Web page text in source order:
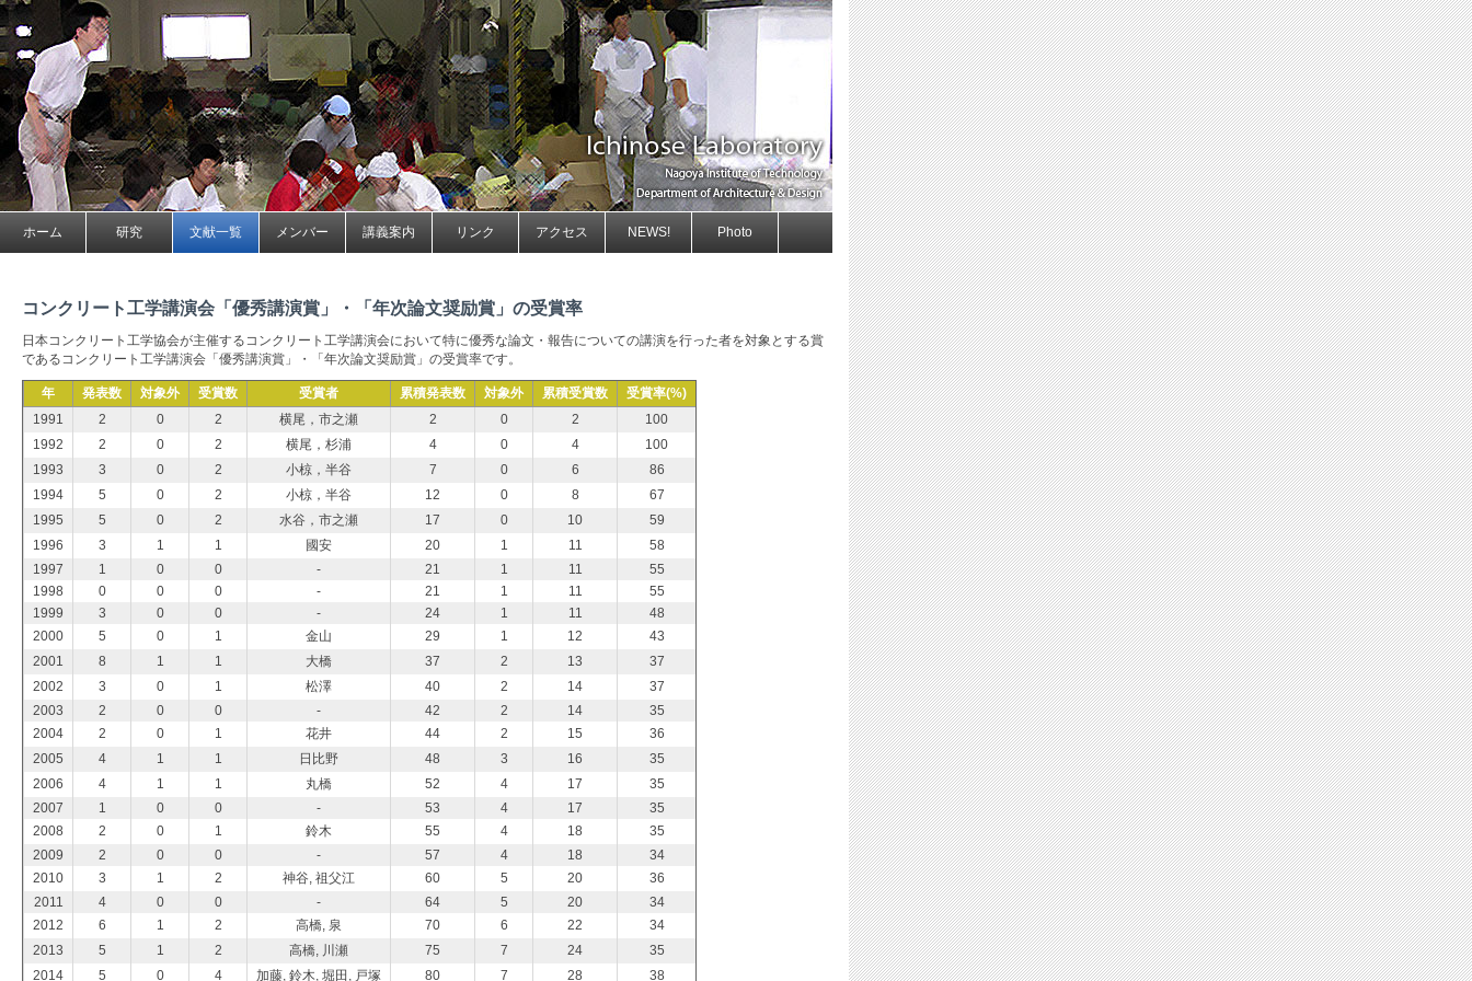
ホーム 研究 文献一覧 メンバー 講義案内 リンク アクセス NEWS! Photo
コンクリート工学講演会「優秀講演賞」・「年次論文奨励賞」の受賞率
日本コンクリート工学協会が主催するコンクリート工学講演会において特に優秀な論文・報告についての講演を行った者を対象とする賞
であるコンクリート工学講演会「優秀講演賞」・「年次論文奨励賞」の受賞率です。
年 発表数 対象外 受賞数 受賞者 累積発表数 対象外 累積受賞数
受賞率(%)
1991
2 0 2 横尾，市之瀬 2 0 2
100
1992
2 0 2 横尾，杉浦 4 0 4
100
1993
3 0 2 小椋，半谷 7 0 6
86
1994
5 0 2 小椋，半谷 12 0 8
67
1995
5 0 2 水谷，市之瀬 17 0 10
59
1996
3 1 1 國安 20 1 11
58
1997
1 0 0 - 21 1 11
55
1998
0 0 0 - 21 1 11
55
1999
3 0 0 - 24 1 11
48
2000
5 0 1 金山 29 1 12
43
2001
8 1 1 大橋 37 2 13
37
2002
3 0 1 松澤 40 2 14
37
2003
2 0 0 - 42 2 14
35
2004
2 0 1 花井 44 2 15
36
2005
4 1 1 日比野 48 3 16
35
2006
4 1 1 丸橋 52 4 17
35
2007
1 0 0 - 53 4 17
35
2008
2 0 1 鈴木 55 4 18
35
2009
2 0 0 - 57 4 18
34
2010
3 1 2 神谷, 祖父江 60 5 20
36
2011
4 0 0 - 64 5 20
34
2012
6 1 2 高橋, 泉 70 6 22
34
2013
5 1 2 高橋, 川瀬 75 7 24
35
2014
5 0 4 加藤, 鈴木, 堀田, 戸塚 80 7 28 38